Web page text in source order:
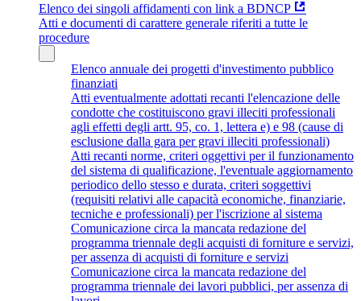
Elenco dei singoli affidamenti con link a BDNCP
Atti e documenti di carattere generale riferiti a tutte le
procedure
Elenco annuale dei progetti d'investimento pubblico
finanziati
Atti eventualmente adottati recanti l'elencazione delle
condotte che costituiscono gravi illeciti professionali
agli effetti degli artt. 95, co. 1, lettera e) e 98 (cause di
esclusione dalla gara per gravi illeciti professionali)
Atti recanti norme, criteri oggettivi per il funzionamento
del sistema di qualificazione, l'eventuale aggiornamento
periodico dello stesso e durata, criteri soggettivi
(requisiti relativi alle capacità economiche, finanziarie,
tecniche e professionali) per l'iscrizione al sistema
Comunicazione circa la mancata redazione del
programma triennale degli acquisti di forniture e servizi,
per assenza di acquisti di forniture e servizi
Comunicazione circa la mancata redazione del
programma triennale dei lavori pubblici, per assenza di